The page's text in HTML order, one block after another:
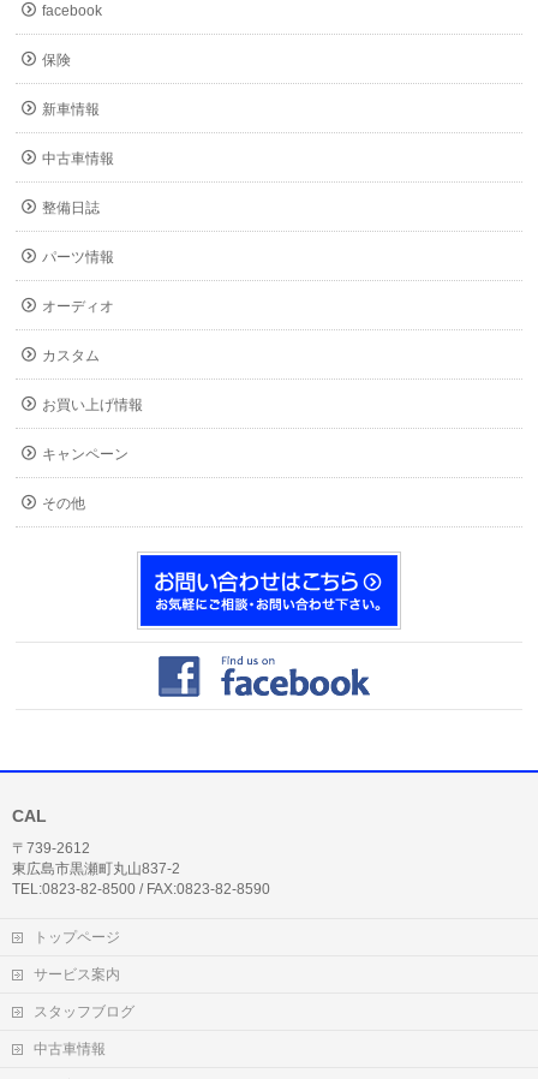
facebook
保険
新車情報
中古車情報
整備日誌
パーツ情報
オーディオ
カスタム
お買い上げ情報
キャンペーン
その他
CAL
〒739-2612
東広島市黒瀬町丸山837-2
TEL:0823-82-8500 / FAX:0823-82-8590
トップページ
サービス案内
スタッフブログ
中古車情報